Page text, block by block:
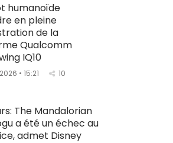
humanoïde
en pleine
de la
Qualcomm
IQ10
• 15:21 10
The Mandalorian
a été un échec au
admet Disney